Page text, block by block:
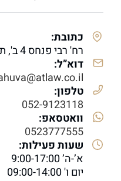
כתובת:
רח' רבי פנחס 4 ב', תל אביב-יפו
דוא”ל:
טלפון:
052-9123118
וואטסאפ:
0523777555
שעות פעילות:
א’-ה’ 9:00-17:00
יום ו' 09:00-14:00